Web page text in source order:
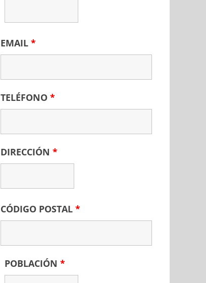
EMAIL *
TELÉFONO *
DIRECCIÓN *
CÓDIGO POSTAL *
POBLACIÓN *